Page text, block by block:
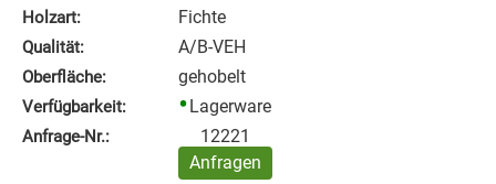
Holzart: Fichte
Qualität: A/B-VEH
Oberfläche: gehobelt
Verfügbarkeit: Lagerware
Anfrage‑Nr.:
12221
Anfragen